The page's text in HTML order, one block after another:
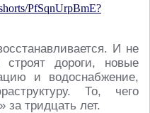
PfSqnUrpBmE?
И не
дороги, новые
и водоснабжение,
То, чего
за тридцать лет.